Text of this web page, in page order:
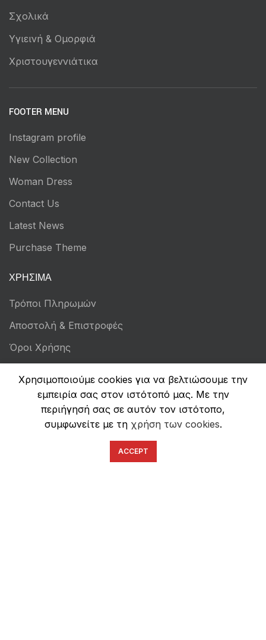
Σχολικά
Υγιεινή & Ομορφιά
Χριστουγεννιάτικα
FOOTER MENU
Instagram profile
New Collection
Woman Dress
Contact Us
Latest News
Purchase Theme
ΧΡΉΣΙΜΑ
Τρόποι Πληρωμών
Αποστολή & Επιστροφές
Όροι Χρήσης
Ασφάλεια Συναλλαγών
Χρησιμοποιούμε cookies για να βελτιώσουμε την
εμπειρία σας στον ιστότοπό μας. Με την
περιήγησή σας σε αυτόν τον ιστότοπο,
συμφωνείτε με τη χρήση των cookies.
ACCEPT